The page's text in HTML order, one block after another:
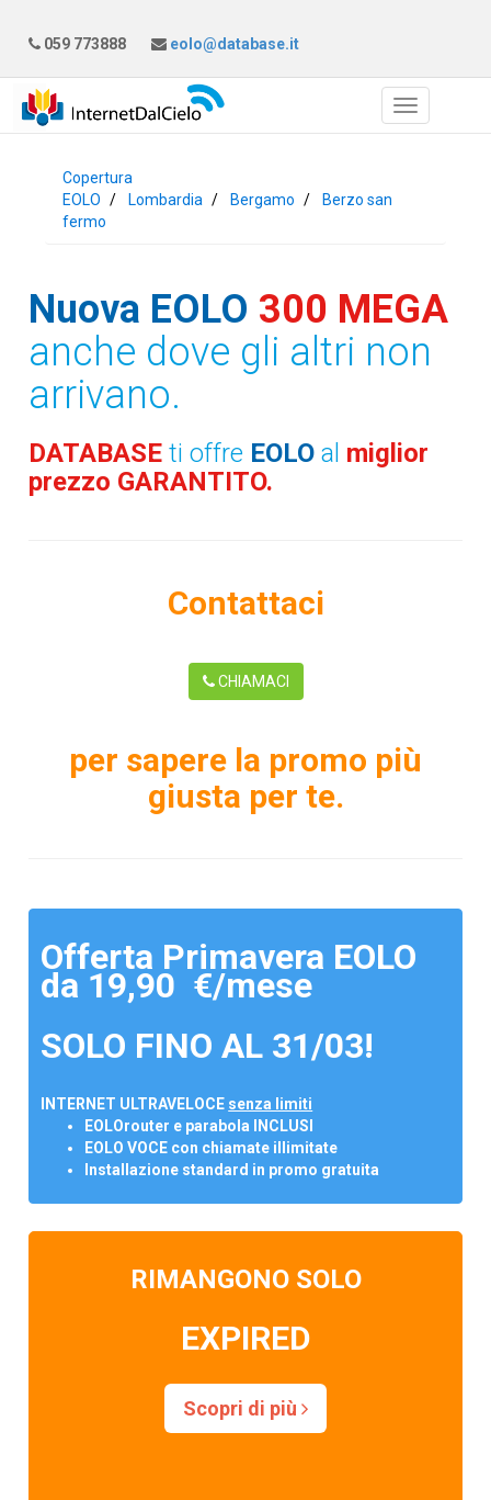
059 773888 eolo@database.it
Copertura
EOLO
Lombardia Bergamo
Berzo san
fermo
Nuova EOLO 300 MEGA
anche dove gli altri non
arrivano.
DATABASEti offre EOLO al miglior
prezzo GARANTITO.
Contattaci
CHIAMACI
per sapere la promo più
giusta per te.
Offerta Primavera EOLO
da 19,90 €/mese
SOLO FINO AL 31/03!
INTERNET ULTRAVELOCE senza limiti
EOLOrouter e parabola INCLUSI
EOLO VOCE con chiamate illimitate
Installazione standard in promo gratuita
RIMANGONO SOLO
EXPIRED
Scopri di più